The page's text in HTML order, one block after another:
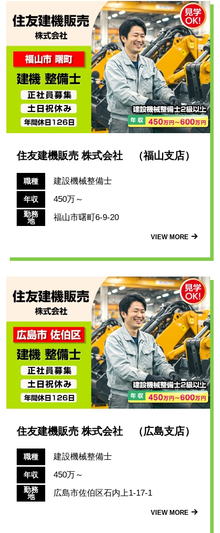
住友建機販売 株式会社 （福山支店）
職種 建設機械整備士
年収 450万～
勤務
地
福山市曙町6-9-20
VIEW MORE
住友建機販売 株式会社 （広島支店）
職種 建設機械整備士
年収 450万～
勤務
地
広島市佐伯区石内上1-17-1
VIEW MORE